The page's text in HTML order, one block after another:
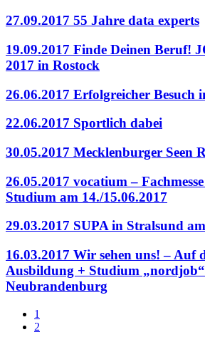
27.09.2017 55 Jahre data experts
19.09.2017 Finde Deinen Beruf!
2017 in Rostock
26.06.2017 Erfolgreicher Besuch
22.06.2017 Sportlich dabei
30.05.2017 Mecklenburger Seen
26.05.2017 vocatium –
Studium am 14./15.06.2017
29.03.2017 SUPA in Stralsund
16.03.2017 Wir sehen uns! – Auf
Ausbildung + Studium
Neubrandenburg
1
2